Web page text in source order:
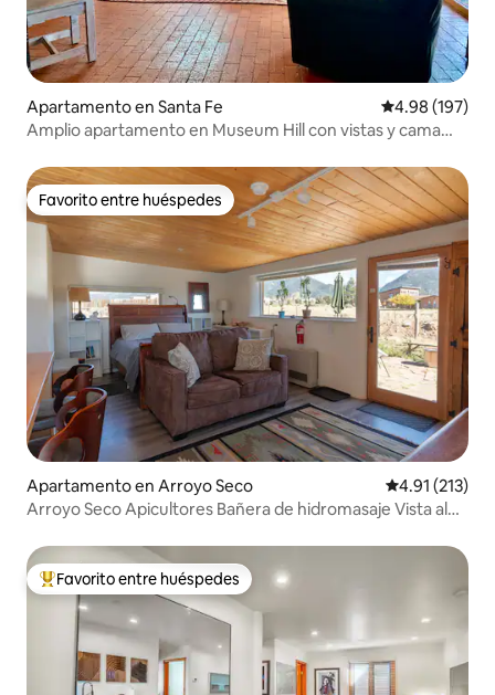
Apartamento en Santa Fe Calificación
4.98 (197)
Amplio apartamento en Museum Hill con vistas y cama
Favorito entre huéspedes
Favorito entre huéspedes
Apartamento en Arroyo Seco Calificación
4.91 (213)
Arroyo Seco Apicultores Bañera de hidromasaje Vista al
Favorito entre huéspedes preferido
Favorito entre huéspedes